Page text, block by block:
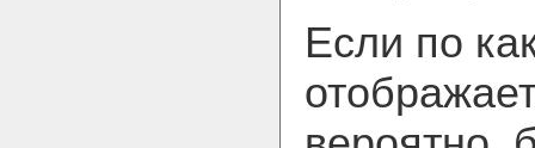
Если по